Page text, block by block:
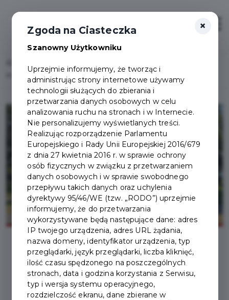
85. Rocznica agresji sowieckiej na Polskę i Światowy Dzień Sybiraka
2024-09-17
85. ROCZNICA AGRESJI
×
Zgoda na Ciasteczka
Szanowny Użytkowniku
Uprzejmie informujemy, że tworząc i
administrując strony internetowe używamy
technologii służących do zbierania i
przetwarzania danych osobowych w celu
analizowania ruchu na stronach i w Internecie.
Nie personalizujemy wyświetlanych treści.
Realizując rozporządzenie Parlamentu
Europejskiego i Rady Unii Europejskiej 2016/679
z dnia 27 kwietnia 2016 r. w sprawie ochrony
osób fizycznych w związku z przetwarzaniem
danych osobowych i w sprawie swobodnego
przepływu takich danych oraz uchylenia
dyrektywy 95/46/WE (tzw. „RODO”) uprzejmie
informujemy, że do przetwarzania
wykorzystywane będą następujące dane: adres
IP twojego urządzenia, adres URL żądania,
nazwa domeny, identyfikator urządzenia, typ
przeglądarki, język przeglądarki, liczba kliknięć,
ilość czasu spędzonego na poszczególnych
stronach, data i godzina korzystania z Serwisu,
typ i wersja systemu operacyjnego,
rozdzielczość ekranu, dane zbierane w